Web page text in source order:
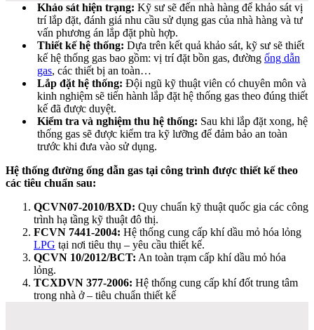
Khảo sát hiện trạng: Kỹ sư sẽ đến nhà hàng để khảo sát vị
trí lắp đặt, đánh giá nhu cầu sử dụng gas của nhà hàng và tư
vấn phương án lắp đặt phù hợp.
Thiết kế hệ thống: Dựa trên kết quả khảo sát, kỹ sư sẽ thiết
kế hệ thống gas bao gồm: vị trí đặt bồn gas, đường ống dẫn
gas, các thiết bị an toàn…
Lắp đặt hệ thống: Đội ngũ kỹ thuật viên có chuyên môn và
kinh nghiệm sẽ tiến hành lắp đặt hệ thống gas theo đúng thiết
kế đã được duyệt.
Kiểm tra và nghiệm thu hệ thống: Sau khi lắp đặt xong, hệ
thống gas sẽ được kiểm tra kỹ lưỡng để đảm bảo an toàn
trước khi đưa vào sử dụng.
Hệ thống đường ống dẫn gas tại công trình được thiết kế theo
các tiêu chuẩn sau:
QCVN07-2010/BXD: Quy chuẩn kỹ thuật quốc gia các công
trình hạ tầng kỹ thuật đô thị.
FCVN 7441-2004: Hệ thống cung cấp khí dầu mỏ hóa lỏng
LPG tại nơi tiêu thụ – yêu cầu thiết kế.
QCVN 10/2012/BCT: An toàn trạm cấp khí dầu mỏ hóa
lỏng.
TCXDVN 377-2006: Hệ thống cung cấp khí đốt trung tâm
trong nhà ở – tiêu chuẩn thiết kế